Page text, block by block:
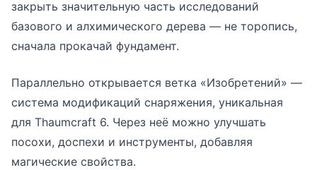
закрыть значительную часть исследований
базового и алхимического дерева — не торопись,
сначала прокачай фундамент.
Параллельно открывается ветка «Изобретений» —
система модификаций снаряжения, уникальная
для Thaumcraft 6. Через неё можно улучшать
посохи, доспехи и инструменты, добавляя
магические свойства.